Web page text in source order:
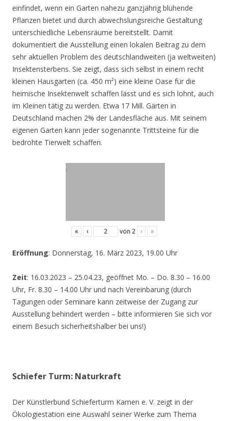
einfindet, wenn ein Garten nahezu ganzjährig blühende
Pflanzen bietet und durch abwechslungsreiche Gestaltung
unterschiedliche Lebensräume bereitstellt. Damit
dokumentiert die Ausstellung einen lokalen Beitrag zu dem
sehr aktuellen Problem des deutschlandweiten (ja weltweiten)
Insektensterbens. Sie zeigt, dass sich selbst in einem recht
kleinen Hausgarten (ca. 450 m²) eine kleine Oase für die
heimische Insektenwelt schaffen lässt und es sich lohnt, auch
im Kleinen tätig zu werden. Etwa 17 Mill. Gärten in
Deutschland machen 2% der Landesfläche aus. Mit seinem
eigenen Garten kann jeder sogenannte Trittsteine für die
bedrohte Tierwelt schaffen.
« ‹ von 2 › »
Eröffnung: Donnerstag, 16. März 2023, 19.00 Uhr
Zeit: 16.03.2023 – 25.04.23, geöffnet Mo. – Do. 8.30 – 16.00
Uhr, Fr. 8.30 – 14.00 Uhr und nach Vereinbarung (durch
Tagungen oder Seminare kann zeitweise der Zugang zur
Ausstellung behindert werden – bitte informieren Sie sich vor
einem Besuch sicherheitshalber bei uns!)
Schiefer Turm: Naturkraft
Der Künstlerbund Schieferturm Kamen e. V. zeigt in der
Ökologiestation eine Auswahl seiner Werke zum Thema